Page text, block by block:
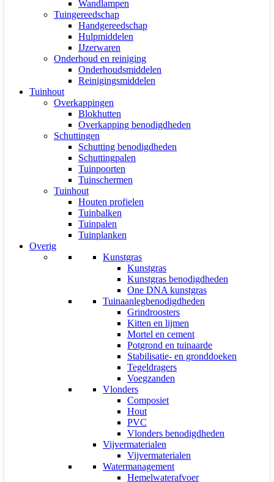
Wandlampen
Tuingereedschap
Handgereedschap
Hulpmiddelen
IJzerwaren
Onderhoud en reiniging
Onderhoudsmiddelen
Reinigingsmiddelen
Tuinhout
Overkappingen
Blokhutten
Overkapping benodigdheden
Schuttingen
Schutting benodigdheden
Schuttingpalen
Tuinpoorten
Tuinschermen
Tuinhout
Houten profielen
Tuinbalken
Tuinpalen
Tuinplanken
Overig
Kunstgras
Kunstgras
Kunstgras benodigdheden
One DNA kunstgras
Tuinaanlegbenodigdheden
Grindroosters
Kitten en lijmen
Mortel en cement
Potgrond en tuinaarde
Stabilisatie- en gronddoeken
Tegeldragers
Voegzanden
Vlonders
Composiet
Hout
PVC
Vlonders benodigdheden
Vijvermaterialen
Vijvermaterialen
Watermanagement
Hemelwaterafvoer